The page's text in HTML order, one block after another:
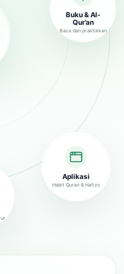
Buku & Al-
Qur’an
Baca dan praktikkan
Aplikasi
Habit Quran & Hafizo